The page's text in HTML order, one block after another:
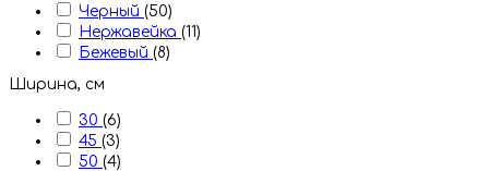
Черный (50)
Нержавейка (11)
Бежевый (8)
Ширина, см
30 (6)
45 (3)
50 (4)